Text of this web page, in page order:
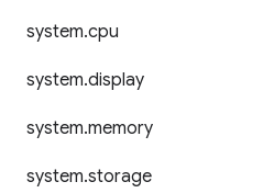
system.cpu
system.display
system.memory
system.storage